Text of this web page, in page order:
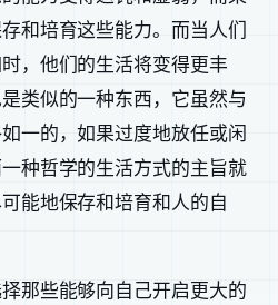
和培育这些能力。而当人们
，他们的生活将变得更丰
类似的一种东西，它虽然与
一的，如果过度地放任或闲
种哲学的生活方式的主旨就
能地保存和培育和人的自
那些能够向自己开启更大的